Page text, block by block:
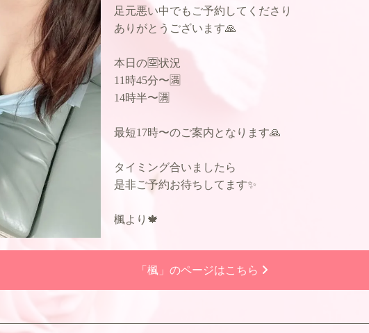
足元悪い中でもご予約してくださり
ありがとうございます🙏
本日の🈳状況
11時45分〜🈵
14時半〜🈵
最短17時〜のご案内となります🙏
タイミング合いましたら
是非ご予約お待ちしてます✨
楓より🍁
「楓」のページはこちら